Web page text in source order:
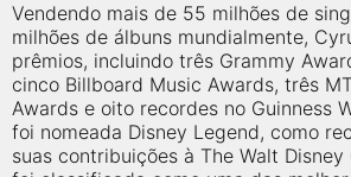
Vendendo mais de 55 milhões de
milhões de álbuns mundialmente,
prêmios, incluindo três Grammy
cinco Billboard Music Awards, três
Awards e oito recordes no Guinness
foi nomeada Disney Legend, como
suas contribuições à The Walt